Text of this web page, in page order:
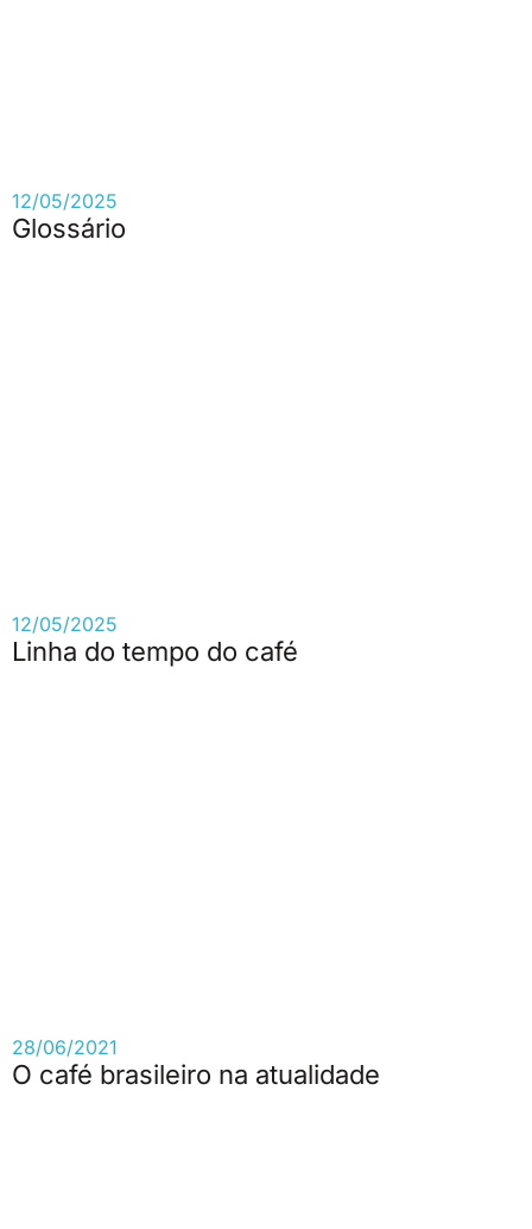
12/05/2025
Glossário
12/05/2025
Linha do tempo do café
28/06/2021
O café brasileiro na atualidade